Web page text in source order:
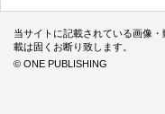
当サイトに記載されている画像
載は固くお断り致します。
© ONE PUBLISHING